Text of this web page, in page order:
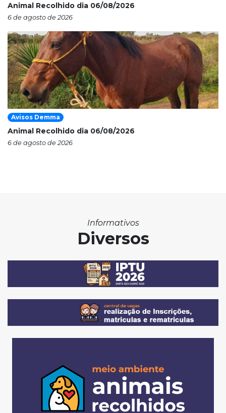
Animal Recolhido dia 06/08/2026
6 de agosto de 2026
Avisos Demma
Animal Recolhido dia 06/08/2026
6 de agosto de 2026
Informativos
Diversos